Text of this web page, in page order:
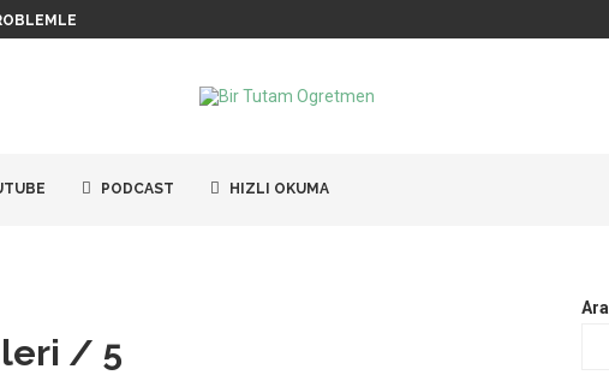
/ 6
PODCAST HIZLI OKUMA
/ 5
Ara